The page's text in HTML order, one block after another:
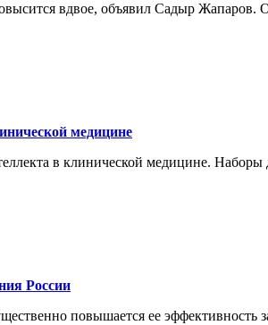
вдвое, объявил Садыр
медицине
в клинической медицине.
России
повышается ее эффективность